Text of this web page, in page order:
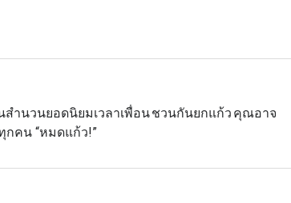
ำนวนยอดนิยมเวลาเพื่อน ชวนกันยกแก้ว คุณอาจ
กคน “หมดแก้ว!”
ไปกับบรรยากาศอันแสนอบอุ่น เก็บเกี่ยวความทรง
ปรุงอย่างพิถีพิถันทุกจาน